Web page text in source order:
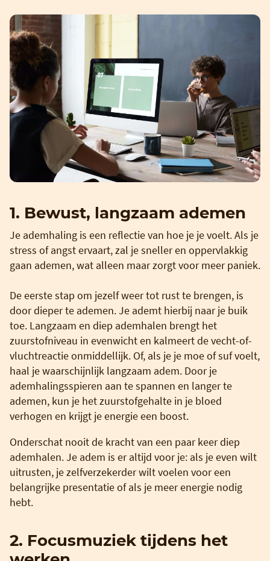
1. Bewust, langzaam ademen
Je ademhaling is een reflectie van hoe je je voelt. Als je
stress of angst ervaart, zal je sneller en oppervlakkig
gaan ademen, wat alleen maar zorgt voor meer paniek.
De eerste stap om jezelf weer tot rust te brengen, is
door dieper te ademen. Je ademt hierbij naar je buik
toe. Langzaam en diep ademhalen brengt het
zuurstofniveau in evenwicht en kalmeert de vecht-of-
vluchtreactie onmiddellijk. Of, als je je moe of suf voelt,
haal je waarschijnlijk langzaam adem. Door je
ademhalingsspieren aan te spannen en langer te
ademen, kun je het zuurstofgehalte in je bloed
verhogen en krijgt je energie een boost.
Onderschat nooit de kracht van een paar keer diep
ademhalen. Je adem is er altijd voor je: als je even wilt
uitrusten, je zelfverzekerder wilt voelen voor een
belangrijke presentatie of als je meer energie nodig
hebt.
2. Focusmuziek tijdens het